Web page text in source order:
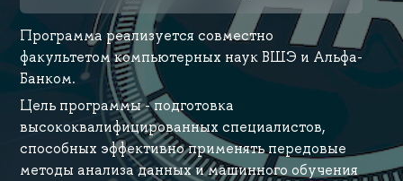
Программа реализуется совместно
факультетом компьютерных наук ВШЭ и Альфа-
Банком.
Цель программы - подготовка
высококвалифицированных специалистов,
способных эффективно применять передовые
методы анализа данных и машинного обучения